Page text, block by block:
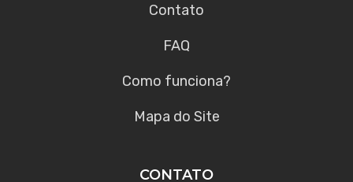
Contato
FAQ
Como funciona?
Mapa do Site
CONTATO